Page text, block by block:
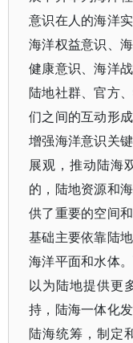
意识在人的海洋
海洋权益意识、
健康意识、海洋
陆地社群、官方
们之间的互动形
增强海洋意识关
展观，推动陆海
的，陆地资源和
供了重要的空间
基础主要依靠陆
海洋平面和水体
以为陆地提供更
持，陆海一体化
陆海统筹，制定